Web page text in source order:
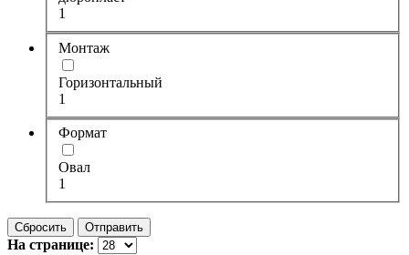
1
Монтаж
Горизонтальный
1
Формат
Овал
1
Сбросить Отправить
На странице: